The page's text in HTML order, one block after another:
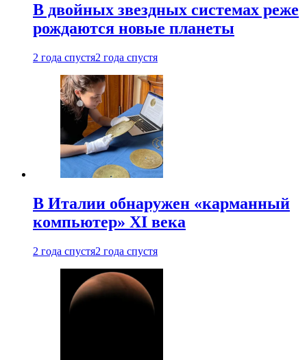
В двойных звездных системах реже
рождаются новые планеты
2 года спустя2 года спустя
В Италии обнаружен «карманный
компьютер» XI века
2 года спустя2 года спустя